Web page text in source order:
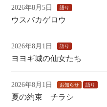
2026年8月5日 語り
ウスバカゲロウ
2026年8月1日 語り
ヨヨギ城の仙女たち
2026年8月1日 お知らせ 語り
夏の約束 チラシ